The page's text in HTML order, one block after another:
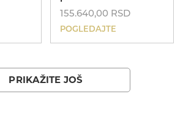
155.640,00 RSD
POGLEDAJTE
PRIKAŽITE JOŠ